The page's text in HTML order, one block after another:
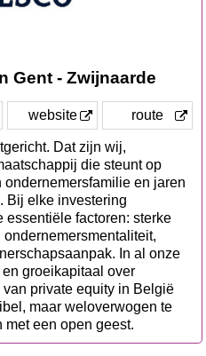
Gent - Zwijnaarde
website route
Dat zijn wij,
die steunt op
en jaren
Bij elke investering
essentiële factoren: sterke
In al onze
groeikapitaal over
private equity in België
maar weloverwogen te
met een open geest.